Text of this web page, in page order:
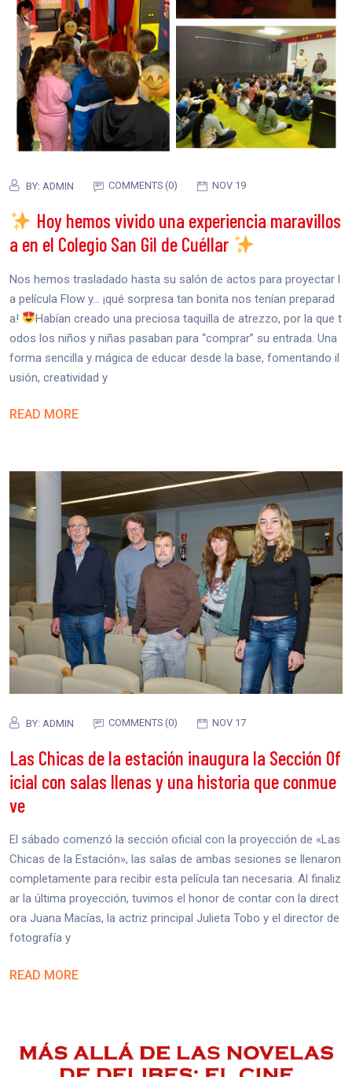
BY: ADMIN COMMENTS (0) NOV 19
Hoy hemos vivido una experiencia maravillos
a en el Colegio San Gil de Cuéllar
Nos hemos trasladado hasta su salón de actos para proyectar l
a película Flow y… ¡qué sorpresa tan bonita nos tenían preparad
a!
Habían creado una preciosa taquilla de atrezzo, por la que t
odos los niños y niñas pasaban para “comprar” su entrada. Una
forma sencilla y mágica de educar desde la base, fomentando il
usión, creatividad y
READ MORE
BY: ADMIN COMMENTS (0) NOV 17
Las Chicas de la estación inaugura la Sección Of
icial con salas llenas y una historia que conmue
ve
El sábado comenzó la sección oficial con la proyección de «Las
Chicas de la Estación», las salas de ambas sesiones se llenaron
completamente para recibir esta película tan necesaria. Al finaliz
ar la última proyección, tuvimos el honor de contar con la direct
ora Juana Macías, la actriz principal Julieta Tobo y el director de
fotografía y
READ MORE